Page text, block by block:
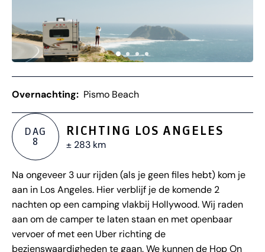
Overnachting: Pismo Beach
DAG
8
RICHTING LOS ANGELES
± 283 km
Na ongeveer 3 uur rijden (als je geen files hebt) kom je
aan in Los Angeles. Hier verblijf je de komende 2
nachten op een camping vlakbij Hollywood. Wij raden
aan om de camper te laten staan en met openbaar
vervoer of met een Uber richting de
bezienswaardigheden te gaan. We kunnen de Hop On